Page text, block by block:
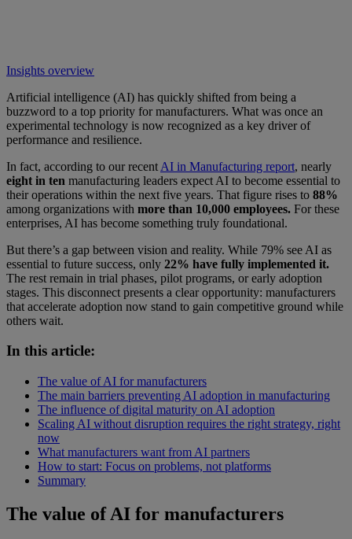
Insights overview
Artificial intelligence (AI) has quickly shifted from being a
buzzword to a top priority for manufacturers. What was once an
experimental technology is now recognized as a key driver of
performance and resilience.
In fact, according to our recent AI in Manufacturing report, nearly
eight in ten manufacturing leaders expect AI to become essential to
their operations within the next five years. That figure rises to 88%
among organizations with more than 10,000 employees. For these
enterprises, AI has become something truly foundational.
But there’s a gap between vision and reality. While 79% see AI as
essential to future success, only 22% have fully implemented it.
The rest remain in trial phases, pilot programs, or early adoption
stages. This disconnect presents a clear opportunity: manufacturers
that accelerate adoption now stand to gain competitive ground while
others wait.
In this article:
The value of AI for manufacturers
The main barriers preventing AI adoption in manufacturing
The influence of digital maturity on AI adoption
Scaling AI without disruption requires the right strategy, right
now
What manufacturers want from AI partners
How to start: Focus on problems, not platforms
Summary
The value of AI for manufacturers